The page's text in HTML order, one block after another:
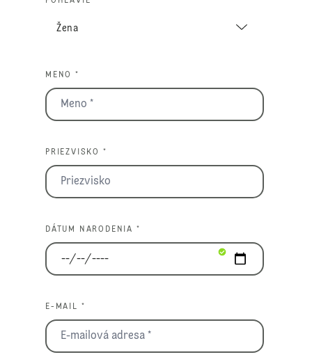
MENO *
PRIEZVISKO *
DÁTUM NARODENIA *
E-MAIL *